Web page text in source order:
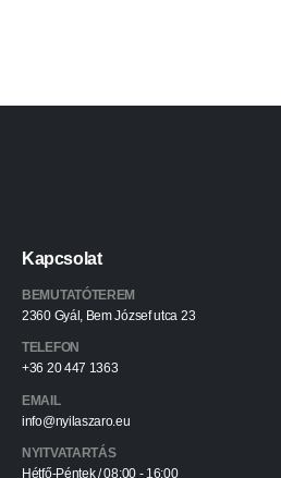
Kapcsolat
BEMUTATÓTEREM
2360 Gyál, Bem József utca 23
TELEFON
+36 20 447 1363
EMAIL
info@nyilaszaro.eu
NYITVATARTÁS
Hétfő-Péntek / 08:00 - 16:00